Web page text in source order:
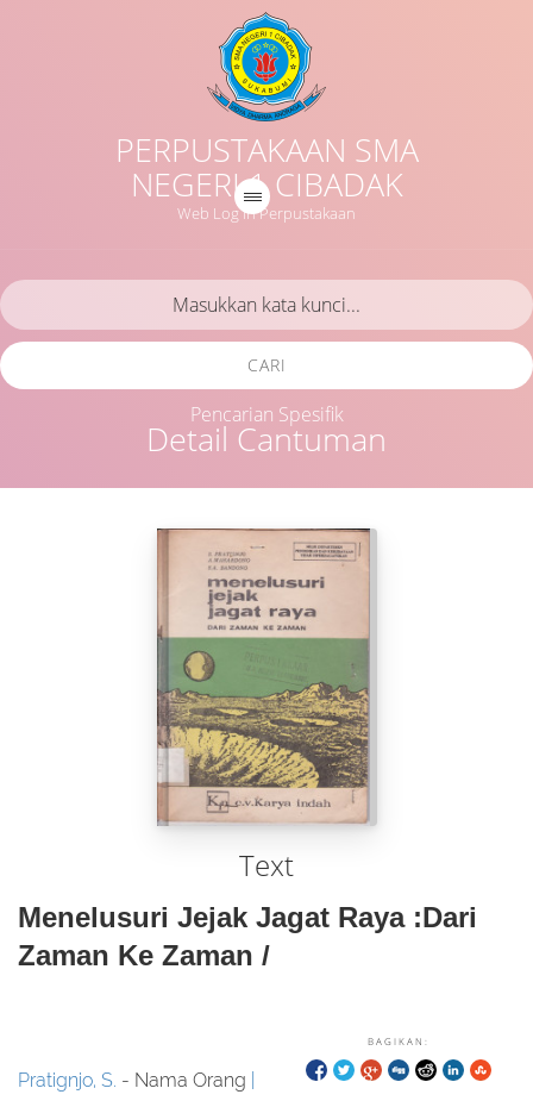
PERPUSTAKAAN SMA
NEGERI 1 CIBADAK
Web Log in Perpustakaan
Detail Cantuman
CARI
Pencarian Spesifik
Text
Menelusuri Jejak Jagat Raya :dari
Zaman Ke Zaman /
BAGIKAN:
Pratignjo, S. - Nama Orang